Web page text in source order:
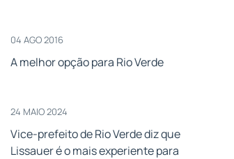
04 AGO 2016
A melhor opção para Rio Verde
24 MAIO 2024
Vice-prefeito de Rio Verde diz que
Lissauer é o mais experiente para